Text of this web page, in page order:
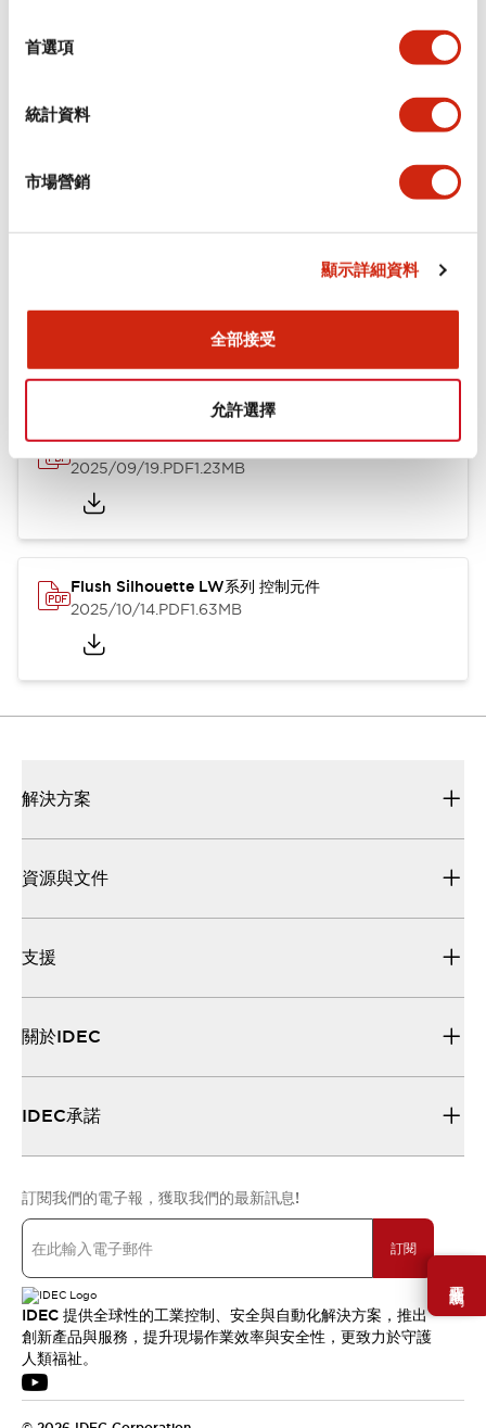
首選項
統計資料
市場營銷
顯示詳細資料
全部接受
允許選擇
需要幫助嗎？
功能規格
Flush Silhouette LW系列 控制元件 (英文版)
2025/09/19.PDF1.23MB
Flush Silhouette LW系列 控制元件
2025/10/14.PDF1.63MB
解決方案
資源與文件
支援
關於IDEC
IDEC承諾
訂閱我們的電子報，獲取我們的最新訊息!
訂閱
IDEC 提供全球性的工業控制、安全與自動化解決方案，推出
創新產品與服務，提升現場作業效率與安全性，更致力於守護
人類福祉。